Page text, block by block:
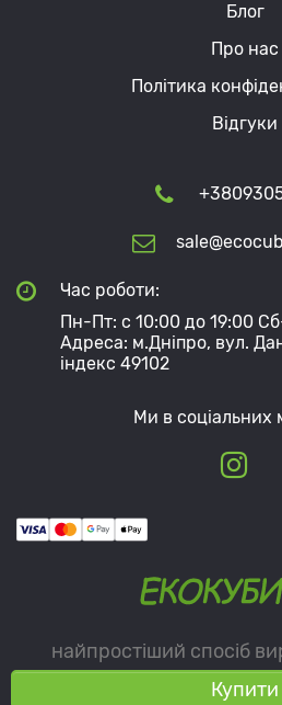
Купити
найпростіший спосіб
© 2026
Блог
Про нас
Політика
Відгуки
Час роботи:
Пн-Пт: с 10:00 до 19:00
Адреса: м.Дніпро, вул.
індекс 49102
Ми в соціальних